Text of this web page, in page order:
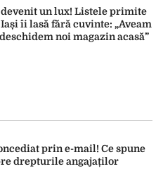
un lux! Listele primite
îi lasă fără cuvinte: „Aveam
noi magazin acasă”
prin e-mail! Ce spune
drepturile angajaților